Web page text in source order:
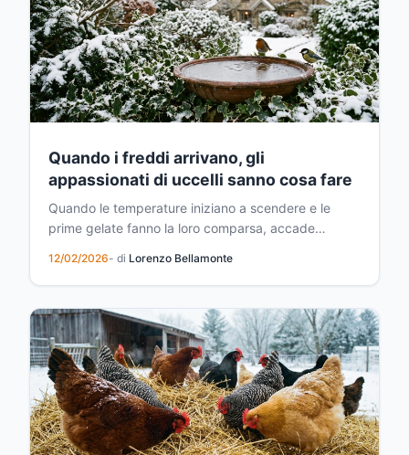
Quando i freddi arrivano, gli
appassionati di uccelli sanno cosa fare
Quando le temperature iniziano a scendere e le
prime gelate fanno la loro comparsa, accade
Appassionati di ornitologia, birdwatcher e semplici
amanti della natura tirano fuori un oggetto
inaspettato: il timer da cucina. Potrebbe sembrare
strano,...
12/02/2026- di Lorenzo Bellamonte